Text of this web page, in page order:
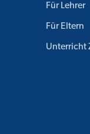
Für Lehrer
Für Eltern
Unterricht